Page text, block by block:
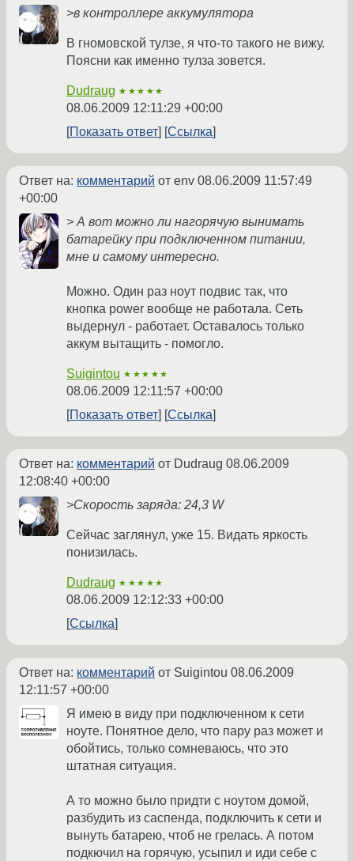
>в контроллере аккумулятора
В гномовской тулзе, я что-то такого не вижу.
Поясни как именно тулза зовется.
Dudraug ★★★★★
08.06.2009 12:11:29 +00:00
Показать ответ
Ссылка
Ответ на: комментарий от env 08.06.2009 11:57:49
+00:00
> А вот можно ли нагорячую вынимать
батарейку при подключенном питании,
мне и самому интересно.
Можно. Один раз ноут подвис так, что
кнопка power вообще не работала. Сеть
выдернул - работает. Оставалось только
аккум вытащить - помогло.
Suigintou ★★★★★
08.06.2009 12:11:57 +00:00
Показать ответ
Ссылка
Ответ на: комментарий от Dudraug 08.06.2009
12:08:40 +00:00
>Скорость заряда: 24,3 W
Сейчас заглянул, уже 15. Видать яркость
понизилась.
Dudraug ★★★★★
08.06.2009 12:12:33 +00:00
Ссылка
Ответ на: комментарий от Suigintou 08.06.2009
12:11:57 +00:00
Я имею в виду при подключенном к сети
ноуте. Понятное дело, что пару раз может и
обойтись, только сомневаюсь, что это
штатная ситуация.
А то можно было придти с ноутом домой,
разбудить из саспенда, подключить к сети и
вынуть батарею, чтоб не грелась. А потом
подкючил на горячую, усыпил и иди себе с